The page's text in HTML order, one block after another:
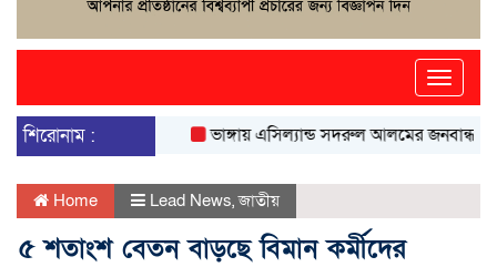
Toggle
শিরোনাম :
ভাঙ্গায় এসিল্যান্ড সদরুল আলমের জনবান্ধব
Home Lead News,জাতীয়
৫ শতাংশ বেতন বাড়ছে বিমান কর্মীদের